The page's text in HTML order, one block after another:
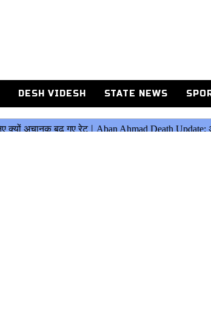
DESH VIDESH STATE NEWS